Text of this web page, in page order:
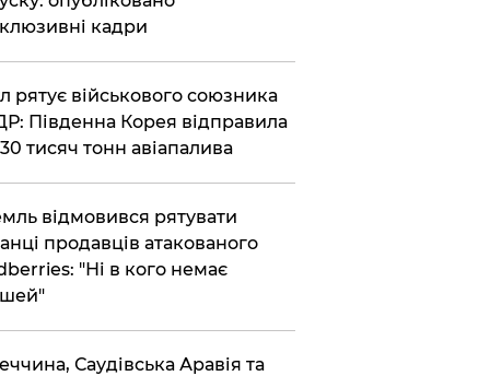
кадри
рятує військового союзника
Південна Корея відправила
тисяч тонн авіапалива
відмовився рятувати
продавців атакованого
"Ні в кого немає
Саудівська Аравія та